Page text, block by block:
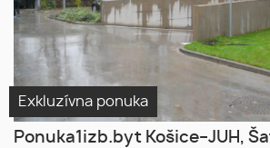
Exkluzívna ponuka
Ponuka1izb.byt Košice–JUH,